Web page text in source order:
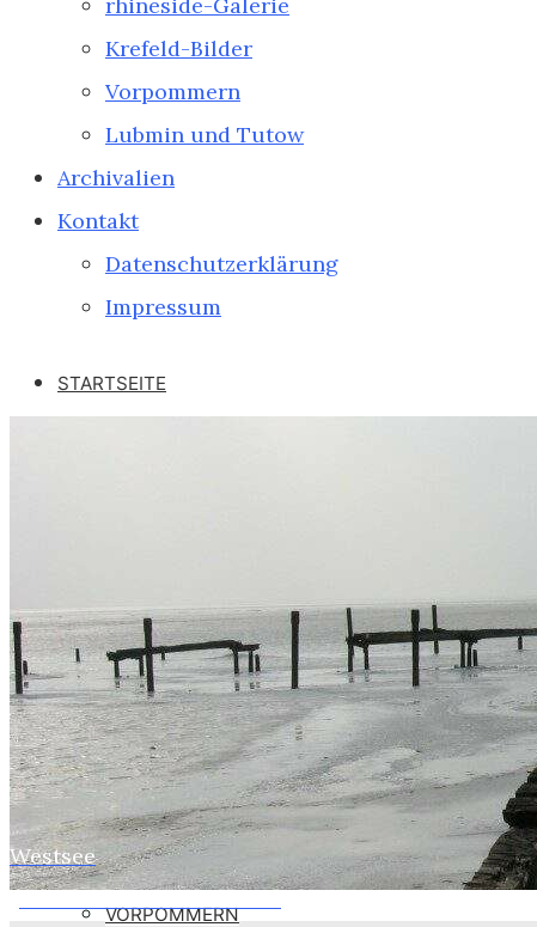
Krefeld-Bilder
Vorpommern
Lubmin und Tutow
Archivalien
Kontakt
Datenschutzerklärung
Impressum
STARTSEITE
WEBCAMZ
WEBCAM 24H
WEBER – KONFORM
RÜGEN PUTBUS
RHINESIDE-GALERIE
KREFELD-BILDER
VORPOMMERN
Home Webers
Westsee
„Du hast Druck im Arsch…